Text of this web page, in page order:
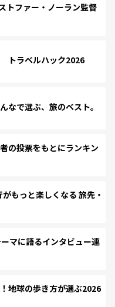
トファー・ノーラン監督
トラベルハック2026
で選ぶ、旅のベスト。
の投票をもとにランキン
もっと楽しくなる 旅先・
マに語るインタビュー連
地球の歩き方が選ぶ2026